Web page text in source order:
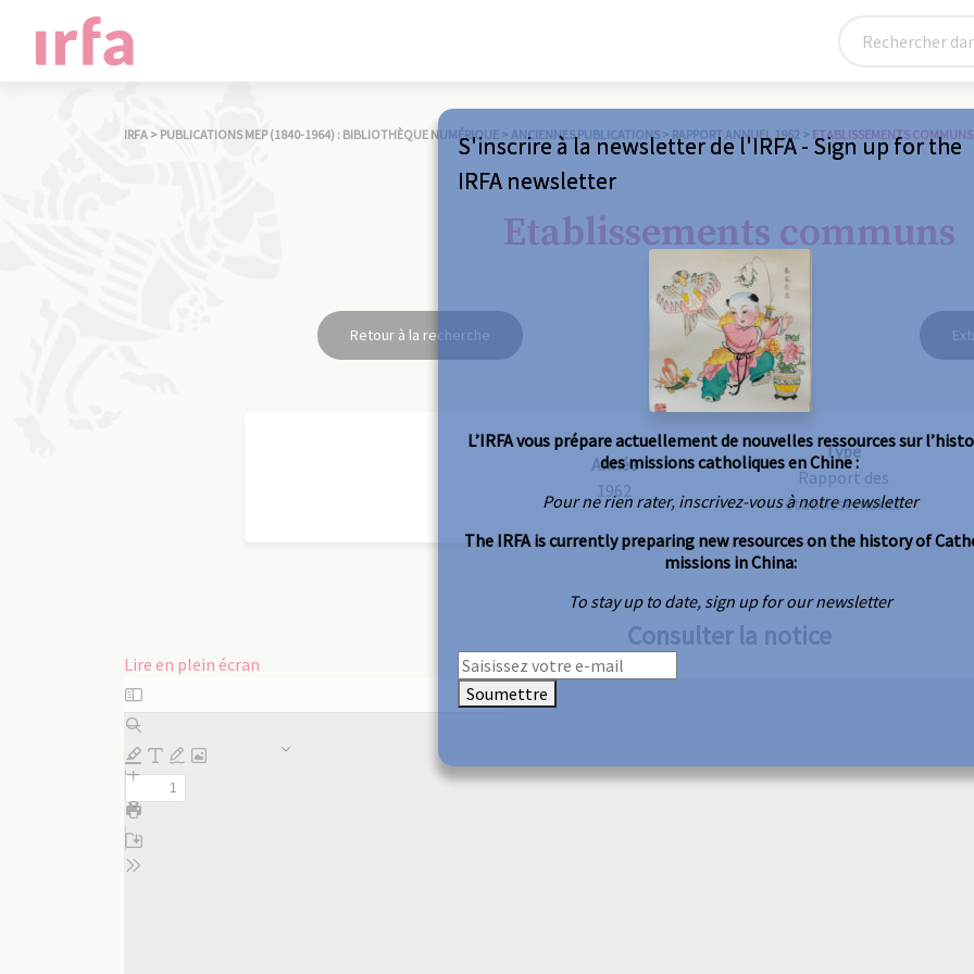
IRFA > PUBLICATIONS MEP (1840-1964) : BIBLIOTHÈQUE NUMÉRIQUE > ANCIENNES PUBLICATIONS > RAPPORT ANNUEL 1962 > ETABLISSEMENTS COMMUNS
Etablissements communs
Retour à la recherche
Année
1962
Type
Rapport des
établissements
Consulter la notice
Lire en plein écran
Aller
au
contenu
PDF
S'inscrire à la newsletter de l'IRFA - Sign up for the
IRFA newsletter
L’IRFA vous prépare actuellement de nouvelles ressources sur
des missions catholiques en Chine :
Pour ne rien rater, inscrivez-vous à notre newsletter
The IRFA is currently preparing new resources on the history of
missions in China:
To stay up to date, sign up for our newsletter
Soumettre